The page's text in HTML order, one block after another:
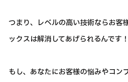
つまり、レベルの高い技術ならお客
ックスは解消してあげられるんです！
もし、あなたにお客様の悩みやコン